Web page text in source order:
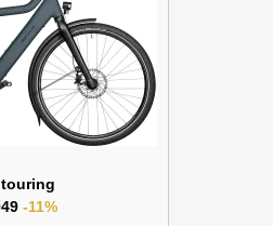
-11%